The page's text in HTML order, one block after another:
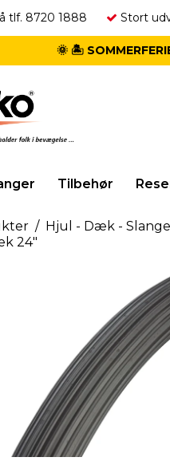
tlf. 8720 1888 Stort
🌞 🏝️
Tilbehør
/ Hjul - Dæk -
24"